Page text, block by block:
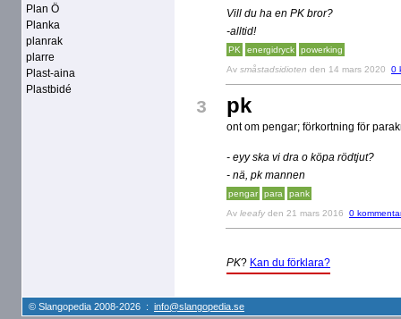
Plan Ö
Planka
planrak
plarre
Plast-aina
Plastbidé
Vill du ha en PK bror?
-alltid!
PK energidryck powerking
Av småstadsidioten den 14 mars 2020 0
3 pk
ont om pengar; förkortning för
- eyy ska vi dra o köpa rödtjut?
- nä, pk mannen
pengar para pank
Av leeafy den 21 mars 2016 0
PK? Kan du förklara?
© Slangopedia 2008-2026 : info@slangopedia.se